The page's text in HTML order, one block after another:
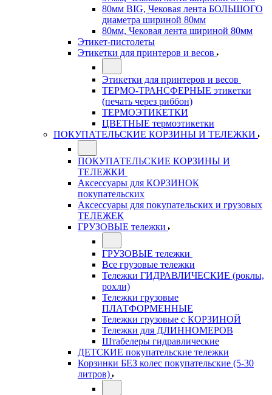
80мм BIG, Чековая лента БОЛЬШОГО
диаметра шириной 80мм
80мм, Чековая лента шириной 80мм
Этикет-пистолеты
Этикетки для принтеров и весов
Этикетки для принтеров и весов
ТЕРМО-ТРАНСФЕРНЫЕ этикетки
(печать через риббон)
ТЕРМОЭТИКЕТКИ
ЦВЕТНЫЕ термоэтикетки
ПОКУПАТЕЛЬСКИЕ КОРЗИНЫ И ТЕЛЕЖКИ
ПОКУПАТЕЛЬСКИЕ КОРЗИНЫ И
ТЕЛЕЖКИ
Аксессуары для КОРЗИНОК
покупательских
Аксессуары для покупательских и грузовых
ТЕЛЕЖЕК
ГРУЗОВЫЕ тележки
ГРУЗОВЫЕ тележки
Все грузовые тележки
Тележки ГИДРАВЛИЧЕСКИЕ (роклы,
рохли)
Тележки грузовые
ПЛАТФОРМЕННЫЕ
Тележки грузовые с КОРЗИНОЙ
Тележки для ДЛИННОМЕРОВ
Штабелеры гидравлические
ДЕТСКИЕ покупательские тележки
Корзинки БЕЗ колес покупательские (5-30
литров)